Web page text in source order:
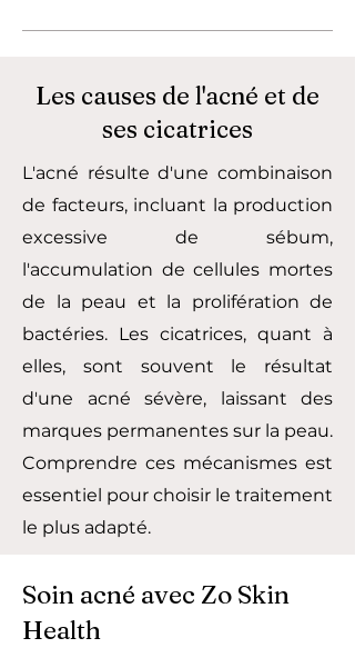
Les causes de l'acné et de
ses cicatrices
L'acné résulte d'une combinaison
de facteurs, incluant la production
excessive de sébum,
l'accumulation de cellules mortes
de la peau et la prolifération de
bactéries. Les cicatrices, quant à
elles, sont souvent le résultat
d'une acné sévère, laissant des
marques permanentes sur la peau.
Comprendre ces mécanismes est
essentiel pour choisir le traitement
le plus adapté.
Soin acné avec Zo Skin
Health